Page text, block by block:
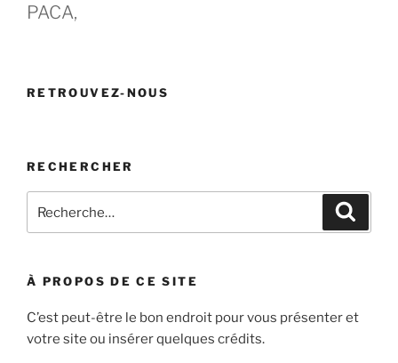
PACA,
RETROUVEZ-NOUS
RECHERCHER
pour
À PROPOS DE CE SITE
C’est peut-être le bon endroit pour vous présenter et
votre site ou insérer quelques crédits.